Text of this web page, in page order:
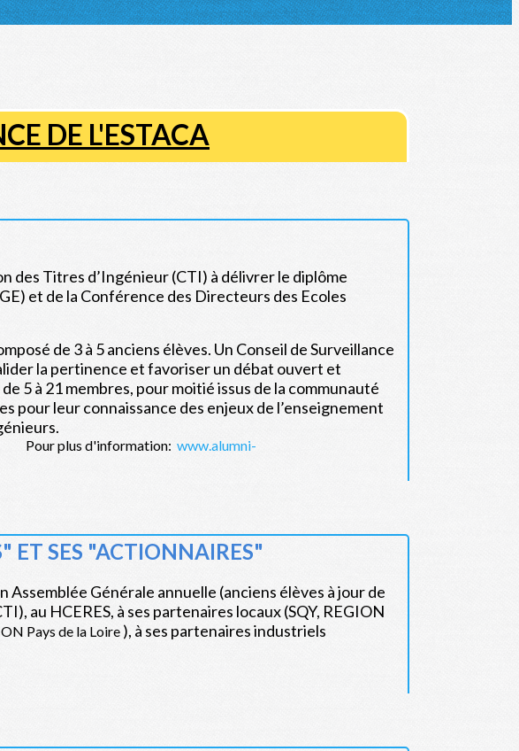
DE L'ESTACA
des Titres d’Ingénieur (CTI) à délivrer le diplôme
et de la Conférence des Directeurs des Ecoles
de 3 à 5 anciens élèves. Un Conseil de Surveillance
la pertinence et favoriser un débat ouvert et
5 à 21 membres, pour moitié issus de la communauté
pour leur connaissance des enjeux de l’enseignement
www.alumni-
ET SES "ACTIONNAIRES"
Générale annuelle (anciens élèves à jour de
au HCERES, à ses partenaires locaux (SQY, REGION
Pays de la Loire ), à ses partenaires industriels